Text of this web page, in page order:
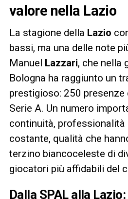
valore nella Lazio
La stagione della Lazio
bassi, ma una delle note
Manuel Lazzari, che nella
Bologna ha raggiunto un
prestigioso: 250 presenze
Serie A. Un numero
continuità, professionalità
costante, qualità che
terzino biancoceleste di
giocatori più affidabili del
Dalla SPAL alla